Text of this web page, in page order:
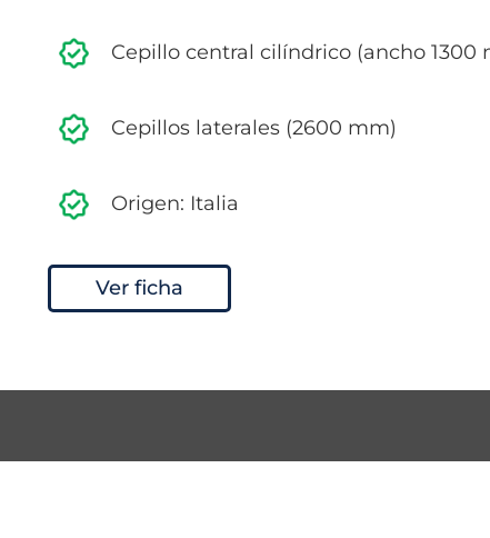
Cepillo central cilíndrico (ancho 1300
Cepillos laterales (2600 mm)
Origen: Italia
Ver ficha